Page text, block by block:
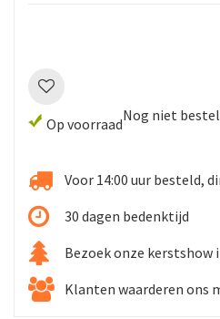
Op voorraadNog niet
Voor 14:00 uur besteld,
30 dagen bedenktijd
Bezoek onze kerstshow
Klanten waarderen ons